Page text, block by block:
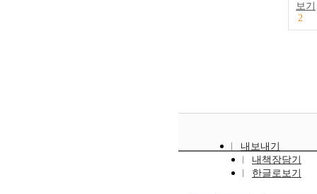
보기
2
내보내기
내책장담기
한글로보기